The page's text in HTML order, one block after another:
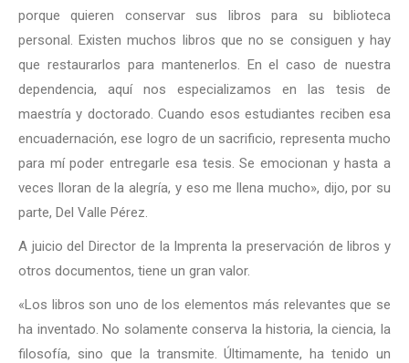
porque quieren conservar sus libros para su biblioteca
personal. Existen muchos libros que no se consiguen y hay
que restaurarlos para mantenerlos. En el caso de nuestra
dependencia, aquí nos especializamos en las tesis de
maestría y doctorado. Cuando esos estudiantes reciben esa
encuadernación, ese logro de un sacrificio, representa mucho
para mí poder entregarle esa tesis. Se emocionan y hasta a
veces lloran de la alegría, y eso me llena mucho», dijo, por su
parte, Del Valle Pérez.
A juicio del Director de la Imprenta la preservación de libros y
otros documentos, tiene un gran valor.
«Los libros son uno de los elementos más relevantes que se
ha inventado. No solamente conserva la historia, la ciencia, la
filosofía, sino que la transmite. Últimamente, ha tenido un